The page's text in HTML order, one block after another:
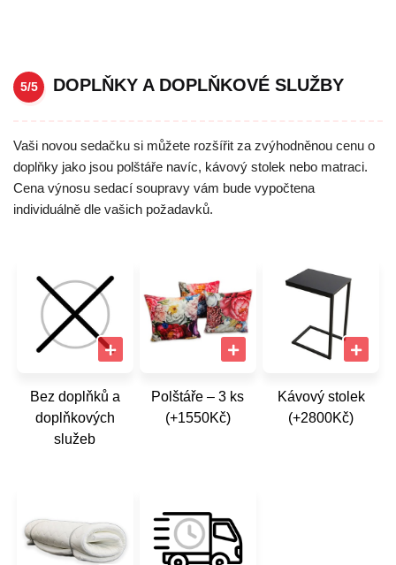
5/5 DOPLŇKY A DOPLŇKOVÉ SLUŽBY
Vaši novou sedačku si můžete rozšířit za zvýhodněnou cenu o
doplňky jako jsou polštáře navíc, kávový stolek nebo matraci.
Cena výnosu sedací soupravy vám bude vypočtena
individuálně dle vašich požadavků.
Bez doplňků a
doplňkových
služeb
Polštáře – 3 ks
(+1550Kč)
Kávový stolek
(+2800Kč)